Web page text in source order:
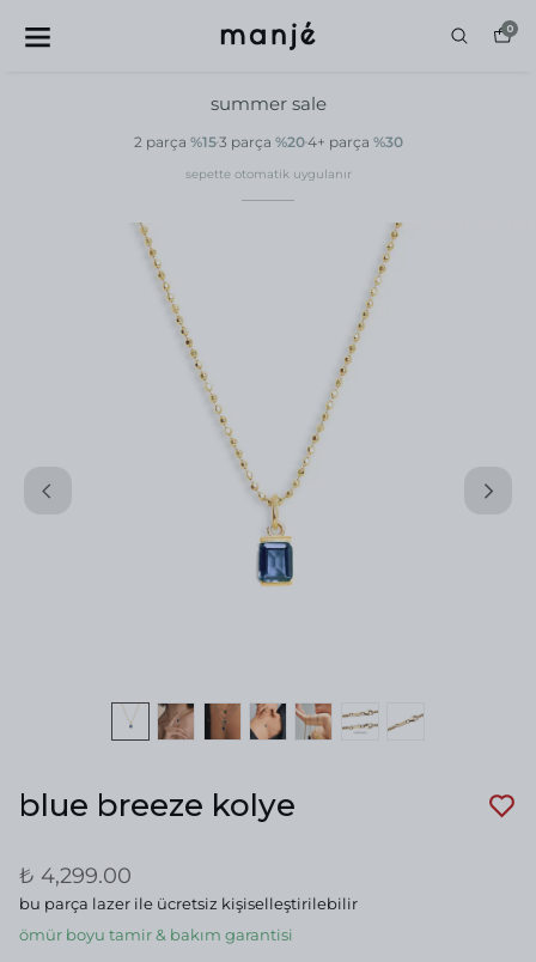
0
summer sale
2 parça %153 parça %204+ parça %30
sepette otomatik uygulanır
blue breeze kolye
₺ 4,299.00
bu parça lazer ile ücretsiz kişiselleştirilebilir
ömür boyu tamir & bakım garantisi